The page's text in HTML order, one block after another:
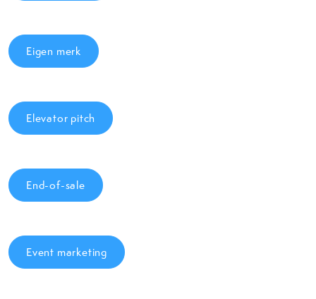
Eigen merk
Elevator pitch
End-of-sale
Event marketing